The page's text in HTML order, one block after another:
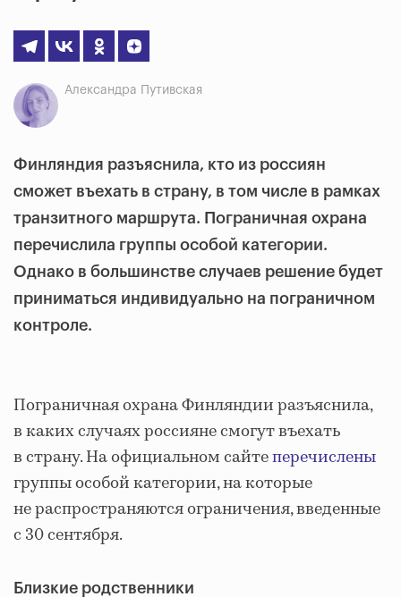
Александра Путивская
Финляндия разъяснила, кто из россиян
сможет въехать в страну, в том числе в рамках
транзитного маршрута. Пограничная охрана
перечислила группы особой категории.
Однако в большинстве случаев решение будет
приниматься индивидуально на пограничном
контроле.
Пограничная охрана Финляндии разъяснила,
в каких случаях россияне смогут въехать
в страну. На официальном сайтеперечислены
группы особой категории, на которые
не распространяются ограничения, введенные
с 30 сентября.
Близкие родственники